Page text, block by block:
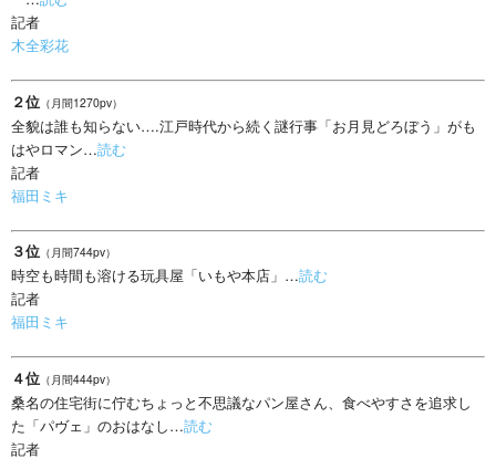
記者
木全彩花
２位 （月間1270pv）
全貌は誰も知らない….江戸時代から続く謎行事「お月見どろぼう」がも
はやロマン…読む
記者
福田ミキ
３位 （月間744pv）
時空も時間も溶ける玩具屋「いもや本店」…読む
記者
福田ミキ
４位 （月間444pv）
桑名の住宅街に佇むちょっと不思議なパン屋さん、食べやすさを追求し
た「パヴェ」のおはなし…読む
記者